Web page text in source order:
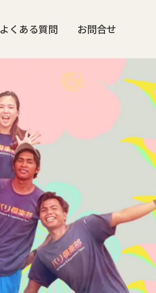
よくある質問 お問合せ